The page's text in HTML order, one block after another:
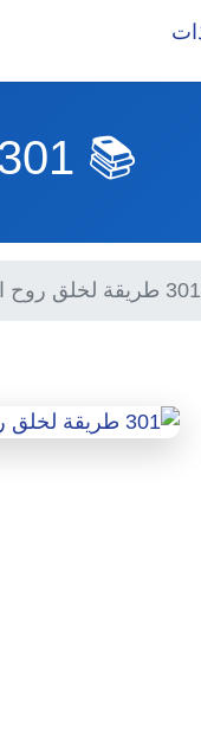
📚 301 طريقة لخلق روح المرح في العمل
301 طريقة لخلق روح المرح في العمل